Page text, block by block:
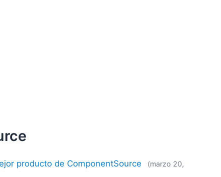
producto de ComponentSource
(marzo 20,